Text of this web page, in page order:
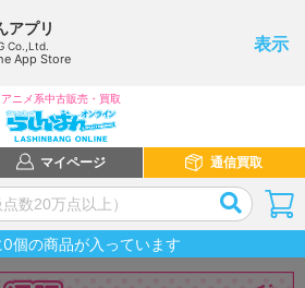
アプリ
Co.,Ltd.
App Store
表示
アニメ系中古販売・買取
マイページ 通信買取
0個の商品が入っています